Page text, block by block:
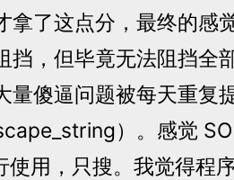
拿了这点分，最终的感
挡，但毕竟无法阻挡全
量傻逼问题被每天重复
）。感觉
使用，只搜。我觉得程